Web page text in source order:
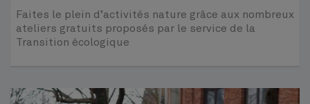
Faites le plein d’activités nature grâce aux nombreux
ateliers gratuits proposés par le service de la
Transition écologique